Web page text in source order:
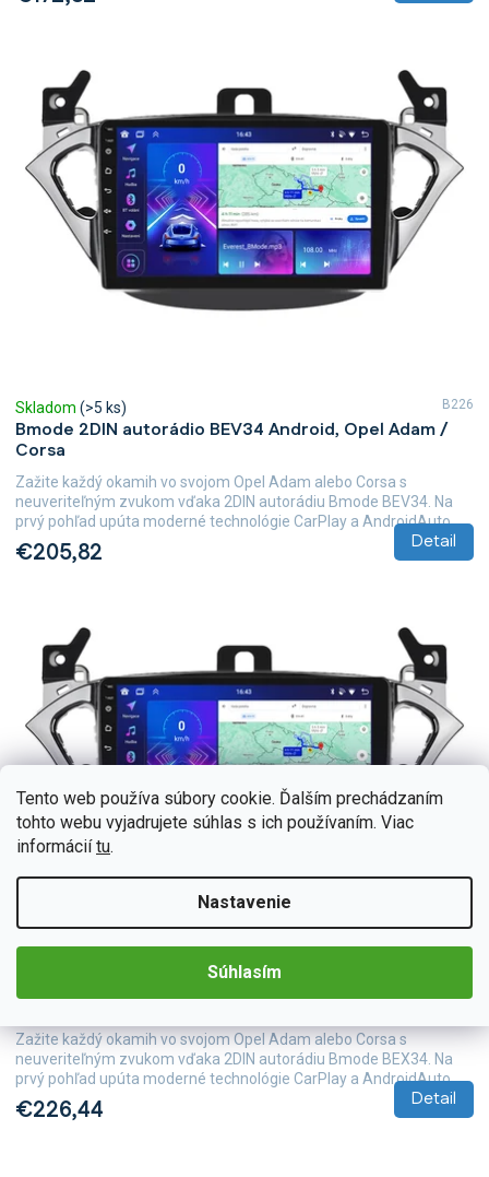
Tento web používa súbory cookie. Ďalším prechádzaním
tohto webu vyjadrujete súhlas s ich používaním. Viac
informáciítu.
Nastavenie
Súhlasím
Bmode 2DIN autorádio BEV34 Android, Opel Adam /
Corsa
Skladom (>5 ks)
€205,82 Detail
Zažite každý okamih vo svojom Opel Adam alebo Corsa s
neuveriteľným zvukom vďaka 2DIN autorádiu Bmode BEV34. Na
prvý pohľad upúta moderné technológie CarPlay a AndroidAuto,...
B226
€226,44 Detail
Zažite každý okamih vo svojom Opel Adam alebo Corsa s
neuveriteľným zvukom vďaka 2DIN autorádiu Bmode BEX34. Na
prvý pohľad upúta moderné technológie CarPlay a AndroidAuto,...